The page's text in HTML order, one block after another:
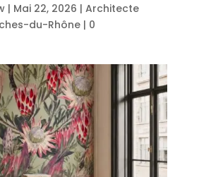
| Mai 22, 2026 | Architecte
du-Rhône| 0